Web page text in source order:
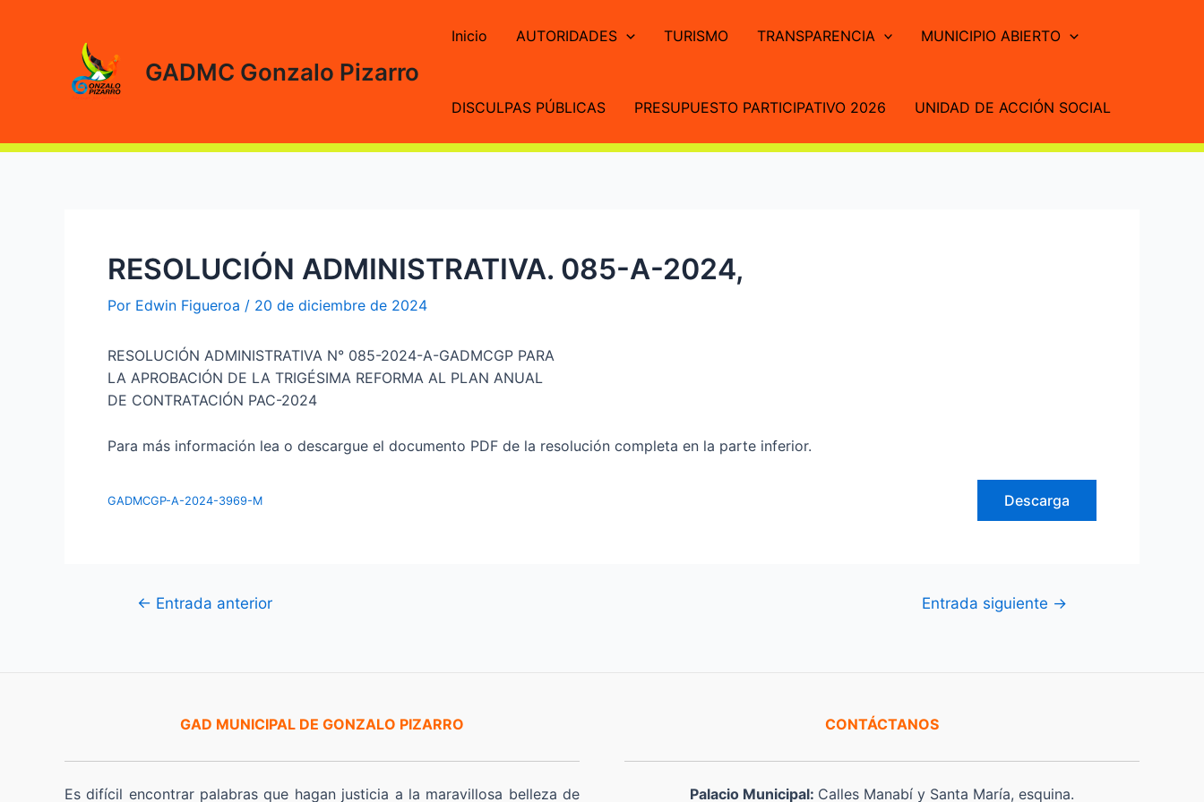
GADMC Gonzalo Pizarro
Inicio AUTORIDADES TURISMO TRANSPARENCIA MUNICIPIO ABIERTO
DISCULPAS PÚBLICAS PRESUPUESTO PARTICIPATIVO 2026 UNIDAD DE ACCIÓN SOCIAL
RESOLUCIÓN ADMINISTRATIVA. 085-A-2024,
Por Edwin Figueroa / 20 de diciembre de 2024
RESOLUCIÓN ADMINISTRATIVA N° 085-2024-A-GADMCGP PARA
LA APROBACIÓN DE LA TRIGÉSIMA REFORMA AL PLAN ANUAL
DE CONTRATACIÓN PAC-2024
Para más información lea o descargue el documento PDF de la resolución completa en la parte inferior.
GADMCGP-A-2024-3969-M Descarga
Navegación
← Entrada anterior Entrada siguiente →
GAD MUNICIPAL DE GONZALO PIZARRO
Es difícil encontrar palabras que hagan justicia a la maravillosa belleza de
CONTÁCTANOS
Palacio Municipal: Calles Manabí y Santa María, esquina.